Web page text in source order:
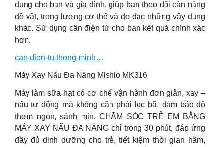
dụng cho bạn và gia đình, giúp bạn theo dõi cân nặng
đồ vật, trọng lượng cơ thể và đo đạc những vậy dụng
khác. Sử dụng cân điện tử cho bạn kết quả chính xác
hơn.
can-dien-tu-thong-minh…
Máy Xay Nấu Đa Năng Mishio MK316
Máy làm sữa hạt có cơ chế vận hành đơn giản, xay –
nấu tự động mà không cần phải lọc bã, đảm bảo độ
thơm ngon, sánh mịn. CHĂM SÓC TRẺ EM BẰNG
MÁY XAY NẤU ĐA NĂNG chỉ trong 30 phút, đáp ứng
đầy đủ dinh dưỡng cho trẻ, tiết kiệm thời gian hầm,